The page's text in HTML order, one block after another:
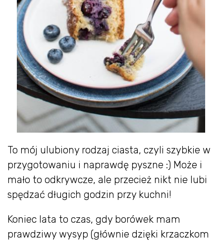
To mój ulubiony rodzaj ciasta, czyli szybkie w
przygotowaniu i naprawdę pyszne :) Może i
mało to odkrywcze, ale przecież nikt nie lubi
spędzać długich godzin przy kuchni!
Koniec lata to czas, gdy borówek mam
prawdziwy wysyp (głównie dzięki krzaczkom